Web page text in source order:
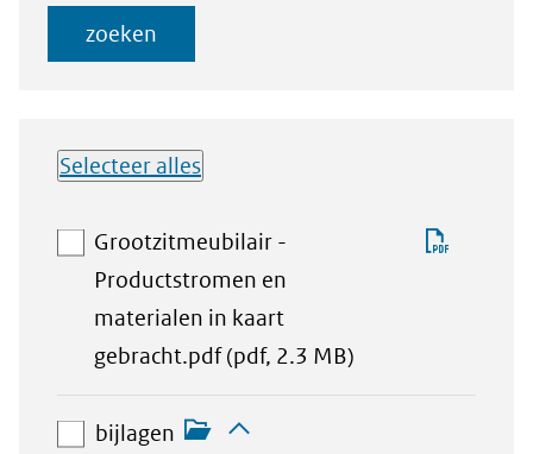
zoeken
Selecteer alles
downloadbare
Grootzitmeubilair -
Productstromen en
materialen in kaart
gebracht.pdf(pdf, 2.3 MB)
bijlagen aan
bijlagen
Inklappen